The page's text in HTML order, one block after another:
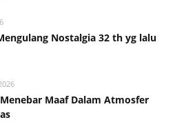
Nostalgia 32 th yg lalu
Maaf Dalam Atmosfer